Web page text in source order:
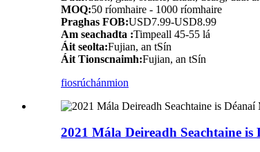
MOQ:50 ríomhaire - 1000 ríomhaire
Praghas FOB:USD7.99-USD8.99
Am seachadta :Timpeall 45-55 lá
Áit seolta:Fujian, an tSín
Áit Tionscnaimh:Fujian, an tSín
fiosrúchánmion
2021 Mála Deireadh Seachtaine